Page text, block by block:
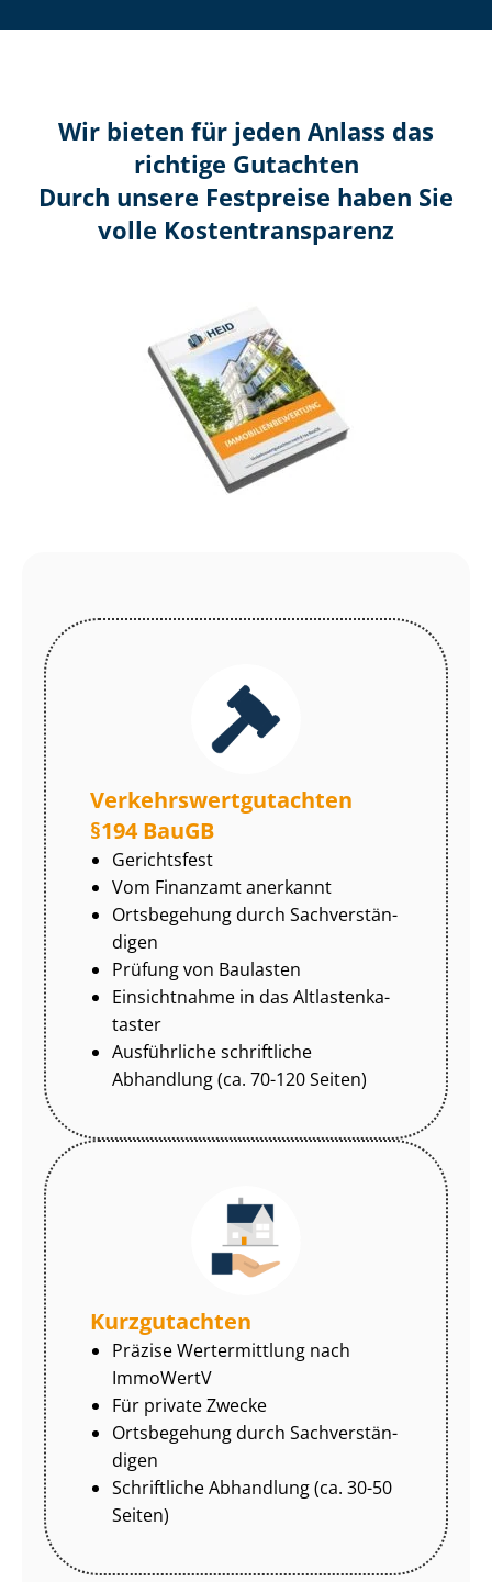
Wir bieten für jeden Anlass das
richtige Gutachten
Durch unsere Festpreise haben Sie
volle Kosten­transparenz
Ver­kehrs­wert­gut­ach­ten
§194 BauGB
Gerichtsfest
Vom Finanzamt anerkannt
Ortsbegehung durch Sach­ver­stän­
di­gen
Prüfung von Baulasten
Einsichtnahme in das Alt­las­ten­ka­
tas­ter
Ausführliche schriftliche
Abhandlung (ca. 70-120 Seiten)
Kurzgutachten
Präzise Wertermittlung nach
ImmoWertV
Für private Zwecke
Ortsbegehung durch Sach­ver­stän­
di­gen
Schriftliche Abhandlung (ca. 30-50
Seiten)